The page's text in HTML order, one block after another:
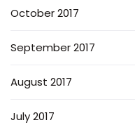
October 2017
September 2017
August 2017
July 2017